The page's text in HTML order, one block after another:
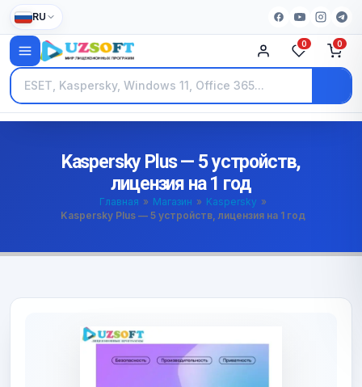
RU
0 0
Kaspersky Plus — 5 устройств,
лицензия на 1 год
Главная » Магазин » Kaspersky »
Kaspersky Plus — 5 устройств, лицензия на 1 год